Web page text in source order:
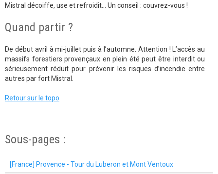
Mistral décoiffe, use et refroidit… Un conseil : couvrez-vous !
Quand partir ?
De début avril à mi-juillet puis à l’automne. Attention ! L’accès au
massifs forestiers provençaux en plein été peut être interdit ou
sérieusement réduit pour prévenir les risques d’incendie entre
autres par fort Mistral.
Retour sur le topo
Sous-pages :
[France] Provence - Tour du Luberon et Mont Ventoux